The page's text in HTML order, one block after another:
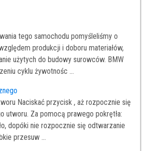
tego samochodu pomyśleliśmy o
produkcji i doboru materiałów,
użytych do budowy surowców. BMW
cyklu żywotnośc ...
Naciskać przycisk , aż rozpocznie się
utworu. Za pomocą prawego pokrętła:
dopóki nie rozpocznie się odtwarzanie
przesuw ...